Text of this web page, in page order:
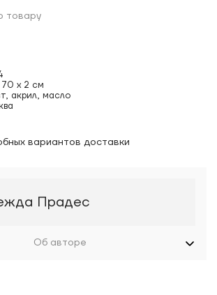
товару
x 2 см
акрил, масло
вариантов доставки
Прадес
Об авторе